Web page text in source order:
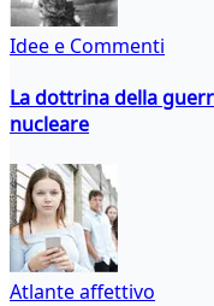
Idee e Commenti
La dottrina della
nucleare
Atlante affettivo